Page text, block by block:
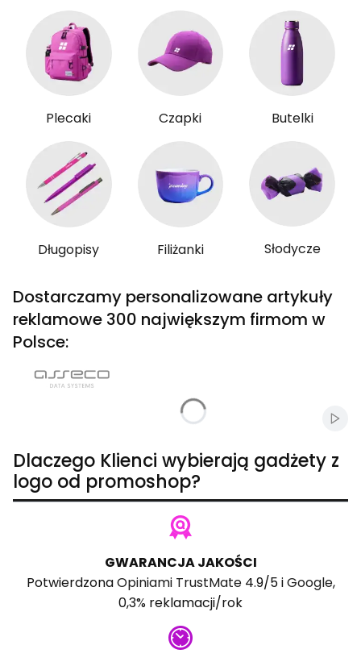
Plecaki Czapki Butelki
Długopisy Filiżanki Słodycze
Dostarczamy personalizowane artykuły
reklamowe 300 największym firmom w
Polsce:
Dlaczego Klienci wybierają gadżety z
logo od promoshop?
GWARANCJA JAKOŚCI
PotwierdzonaOpiniami TrustMate4.9/5 iGoogle,
0,3% reklamacji/rok